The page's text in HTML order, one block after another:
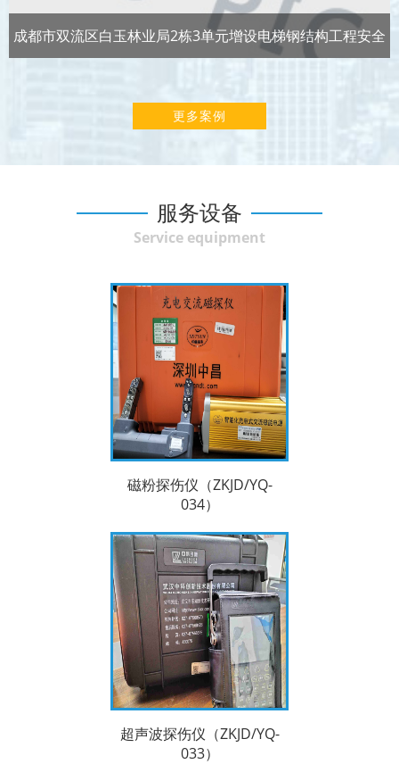
成都市双流区白玉林业局2栋3单元增设电梯钢结构工程安全
更多案例
服务设备
Service equipment
磁粉探伤仪（ZKJD/YQ-
034）
超声波探伤仪（ZKJD/YQ-
033）